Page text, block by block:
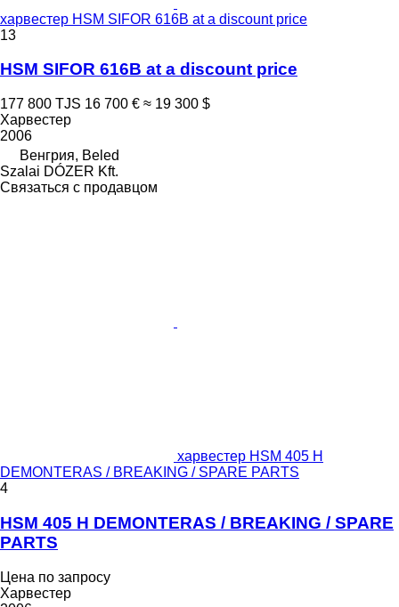
харвестер HSM SIFOR 616B at a discount price
13
HSM SIFOR 616B at a discount price
177 800 TJS 16 700 € ≈ 19 300 $
Харвестер
2006
Венгрия, Beled
Szalai DÓZER Kft.
Связаться с продавцом
харвестер HSM 405 H
DEMONTERAS / BREAKING / SPARE PARTS
4
HSM 405 H DEMONTERAS / BREAKING / SPARE
PARTS
Цена по запросу
Харвестер